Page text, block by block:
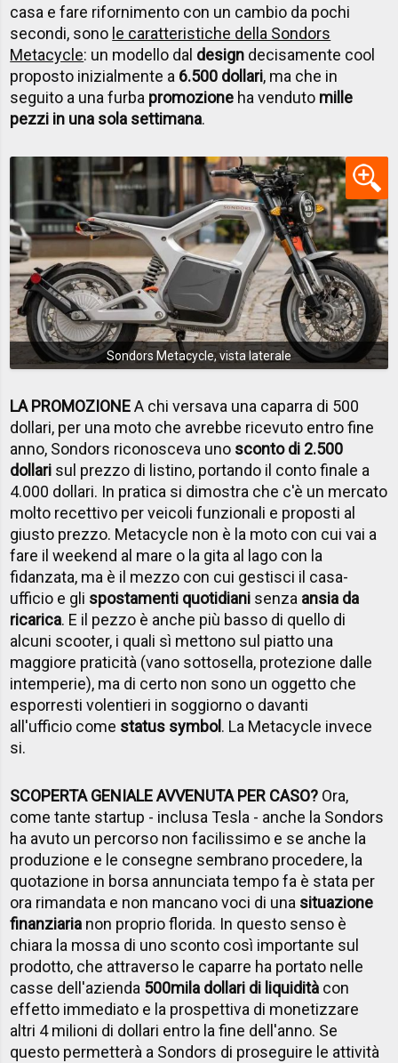
casa e fare rifornimento con un cambio da pochi
secondi, sono le caratteristiche della Sondors
Metacycle: un modello dal design decisamente cool
proposto inizialmente a 6.500 dollari, ma che in
seguito a una furba promozione ha venduto mille
pezzi in una sola settimana.
Sondors Metacycle, vista laterale
LA PROMOZIONEA chi versava una caparra di 500
dollari, per una moto che avrebbe ricevuto entro fine
anno, Sondors riconosceva uno sconto di 2.500
dollari sul prezzo di listino, portando il conto finale a
4.000 dollari. In pratica si dimostra che c'è un mercato
molto recettivo per veicoli funzionali e proposti al
giusto prezzo. Metacycle non è la moto con cui vai a
fare il weekend al mare o la gita al lago con la
fidanzata, ma è il mezzo con cui gestisci il casa-
ufficio e gli spostamenti quotidiani senza ansia da
ricarica. E il pezzo è anche più basso di quello di
alcuni scooter, i quali sì mettono sul piatto una
maggiore praticità (vano sottosella, protezione dalle
intemperie), ma di certo non sono un oggetto che
esporresti volentieri in soggiorno o davanti
all'ufficio come status symbol. La Metacycle invece
si.
SCOPERTA GENIALE AVVENUTA PER CASO? Ora,
come tante startup - inclusa Tesla - anche la Sondors
ha avuto un percorso non facilissimo e se anche la
produzione e le consegne sembrano procedere, la
quotazione in borsa annunciata tempo fa è stata per
ora rimandata e non mancano voci di una situazione
finanziaria non proprio florida. In questo senso è
chiara la mossa di uno sconto così importante sul
prodotto, che attraverso le caparre ha portato nelle
casse dell'azienda 500mila dollari di liquidità con
effetto immediato e la prospettiva di monetizzare
altri 4 milioni di dollari entro la fine dell'anno. Se
questo permetterà a Sondors di proseguire le attività